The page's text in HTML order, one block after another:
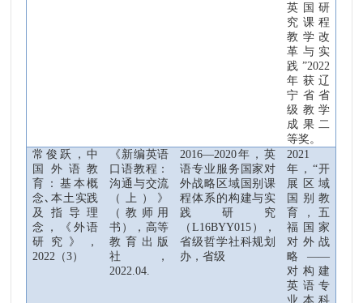
英国研
究课程
教学改
革与实
践”2022
年获辽
宁省省
级教学
成果二
等奖。
常俊跃，中
国外语教
育：基本概
念 ､ 本土实践
及指导理
念
，《外语
研究》，
2022 （3）
《新编英语
口语教程 ：
沟通与交流
（
上 ） 》
（教师用
书 ） ， 高等
教育出版
社
，
2022.04.
2016—2020年，英
语专业服务国家对
外战略区域国别课
程体系的构建与实
践研究
（L16BYY015 ）
，
省级哲学社科规划
办，省级
2021
年，“开
展区域
国别教
育，五
福国家
对外战
略——
对构建
英语专
业本科